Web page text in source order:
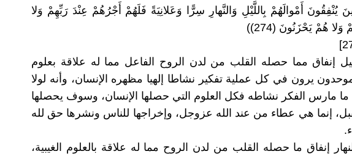
يُنْفِقُونَ أَمْوالَهُمْ بِاللَّيْلِ وَالنَّهارِ سِرًّا وَعَلانِيَةً فَلَهُمْ أَجْرُهُمْ عِنْدَ رَبِّهِمْ وَلا
هُمْ يَحْزَنُونَ (274))
إنفاق مما حصله القلب من لدن الروح الفاعل مما له علاقة بعلوم
يرون في كل عملية تفكير نشاطا إلهيا مظهره الإنسان، وأنه لولا
ما مارس الفكر نشاطه فكل العلوم التي حصلها الإنسان، وسوف يحصلها
إنما هي عطاء من عند الله عزوجل، وإخراجها للناس ونشرها حق لله
إنفاق ما حصله القلب من لدن الروح مما له علاقة بالعلوم الغيبية،